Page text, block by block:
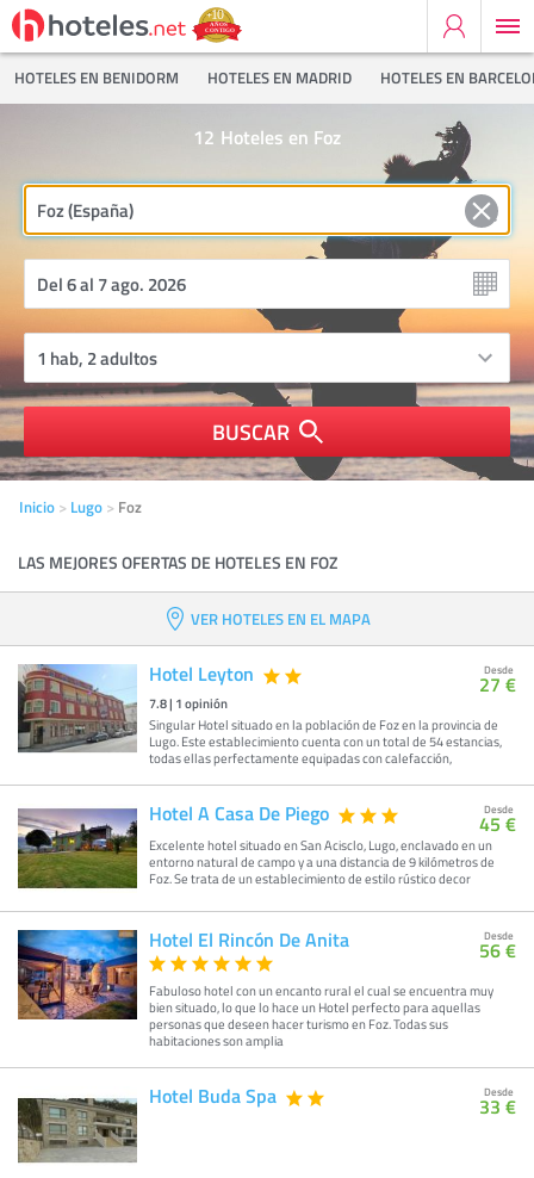
HOTELES EN BENIDORM HOTELES EN MADRID HOTELES EN
Hoteles en Foz
12
BUSCAR
Inicio Lugo Foz
LAS MEJORES OFERTAS DE HOTELES EN FOZ
VER HOTELES EN EL MAPA
Hotel Leyton
7.8| 1opinión
Singular Hotel situado en la población de Foz en la provincia de
Lugo. Este establecimiento cuenta con un total de 54 estancias,
todas ellas perfectamente equipadas con calefacción,
Desde
27 €
Hotel A Casa De Piego
Excelente hotel situado en San Acisclo, Lugo, enclavado en un
entorno natural de campo y a una distancia de 9 kilómetros de
Foz. Se trata de un establecimiento de estilo rústico decor
Desde
45 €
Hotel El Rincón De Anita
Fabuloso hotel con un encanto rural el cual se encuentra muy
bien situado, lo que lo hace un Hotel perfecto para aquellas
personas que deseen hacer turismo en Foz. Todas sus
habitaciones son amplia
Desde
56 €
Hotel Buda Spa Desde
33 €